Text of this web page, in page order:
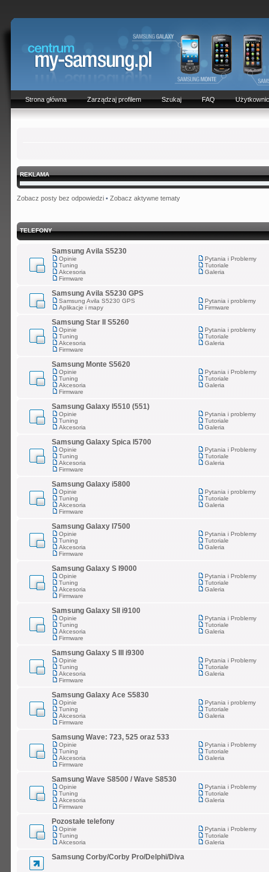
Strona główna Zarządzaj profilem Szukaj FAQ
REKLAMA
Zobacz posty bez odpowiedzi • Zobacz aktywne tematy
TELEFONY
Samsung Avila S5230
Opinie
Pytania i Problemy
Tuning
Tutoriale
Akcesoria
Galeria
Firmware
Samsung Avila S5230 GPS
Samsung Avila S5230 GPS
Pytania i problemy
Aplikacje i mapy
Firmware
Samsung Star II S5260
Opinie
Pytania i problemy
Tuning
Tutoriale
Akcesoria
Galeria
Firmware
Samsung Monte S5620
Opinie
Pytania i Problemy
Tuning
Tutoriale
Akcesoria
Galeria
Firmware
Samsung Galaxy I5510 (551)
Opinie
Pytania i problemy
Tuning
Tutoriale
Akcesoria
Galeria
Samsung Galaxy Spica I5700
Opinie
Pytania i Problemy
Tuning
Tutoriale
Akcesoria
Galeria
Firmware
Samsung Galaxy i5800
Opinie
Pytania i problemy
Tuning
Tutoriale
Akcesoria
Galeria
Firmware
Samsung Galaxy I7500
Opinie
Pytania i Problemy
Tuning
Tutoriale
Akcesoria
Galeria
Firmware
Samsung Galaxy S I9000
Opinie
Pytania i Problemy
Tuning
Tutoriale
Akcesoria
Galeria
Firmware
Samsung Galaxy SII i9100
Opinie
Pytania i Problemy
Tuning
Tutoriale
Akcesoria
Galeria
Firmware
Samsung Galaxy S III i9300
Opinie
Pytania i Problemy
Tuning
Tutoriale
Akcesoria
Galeria
Firmware
Samsung Galaxy Ace S5830
Opinie
Pytania i problemy
Tuning
Tutoriale
Akcesoria
Galeria
Firmware
Samsung Wave: 723, 525 oraz 533
Opinie
Pytania i Problemy
Tuning
Tutoriale
Akcesoria
Galeria
Firmware
Samsung Wave S8500 / Wave S8530
Opinie
Pytania i Problemy
Tuning
Tutoriale
Akcesoria
Galeria
Firmware
Pozostałe telefony
Opinie
Pytania i Problemy
Tuning
Tutoriale
Akcesoria
Galeria
Samsung Corby/Corby Pro/Delphi/Diva